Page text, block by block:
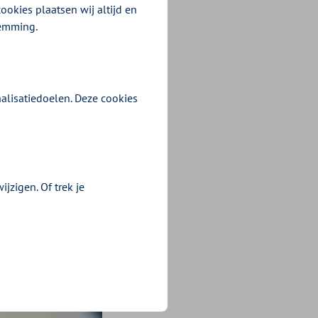
zullen we
de
onder druk.
zorg het
worden
kabinet..
hebben de
plaatsen wij altijd en
Deze cookies
Of trek je